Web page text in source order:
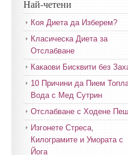
Най-четени
Коя Диета да Изберем?
Класическа Диета за
Отслабване
Какаови Бисквити без
10 Причини да Пием
Вода с Мед Сутрин
Отслабване с Ходене
Изгонете Стреса,
Килограмите и Умората с
Йога